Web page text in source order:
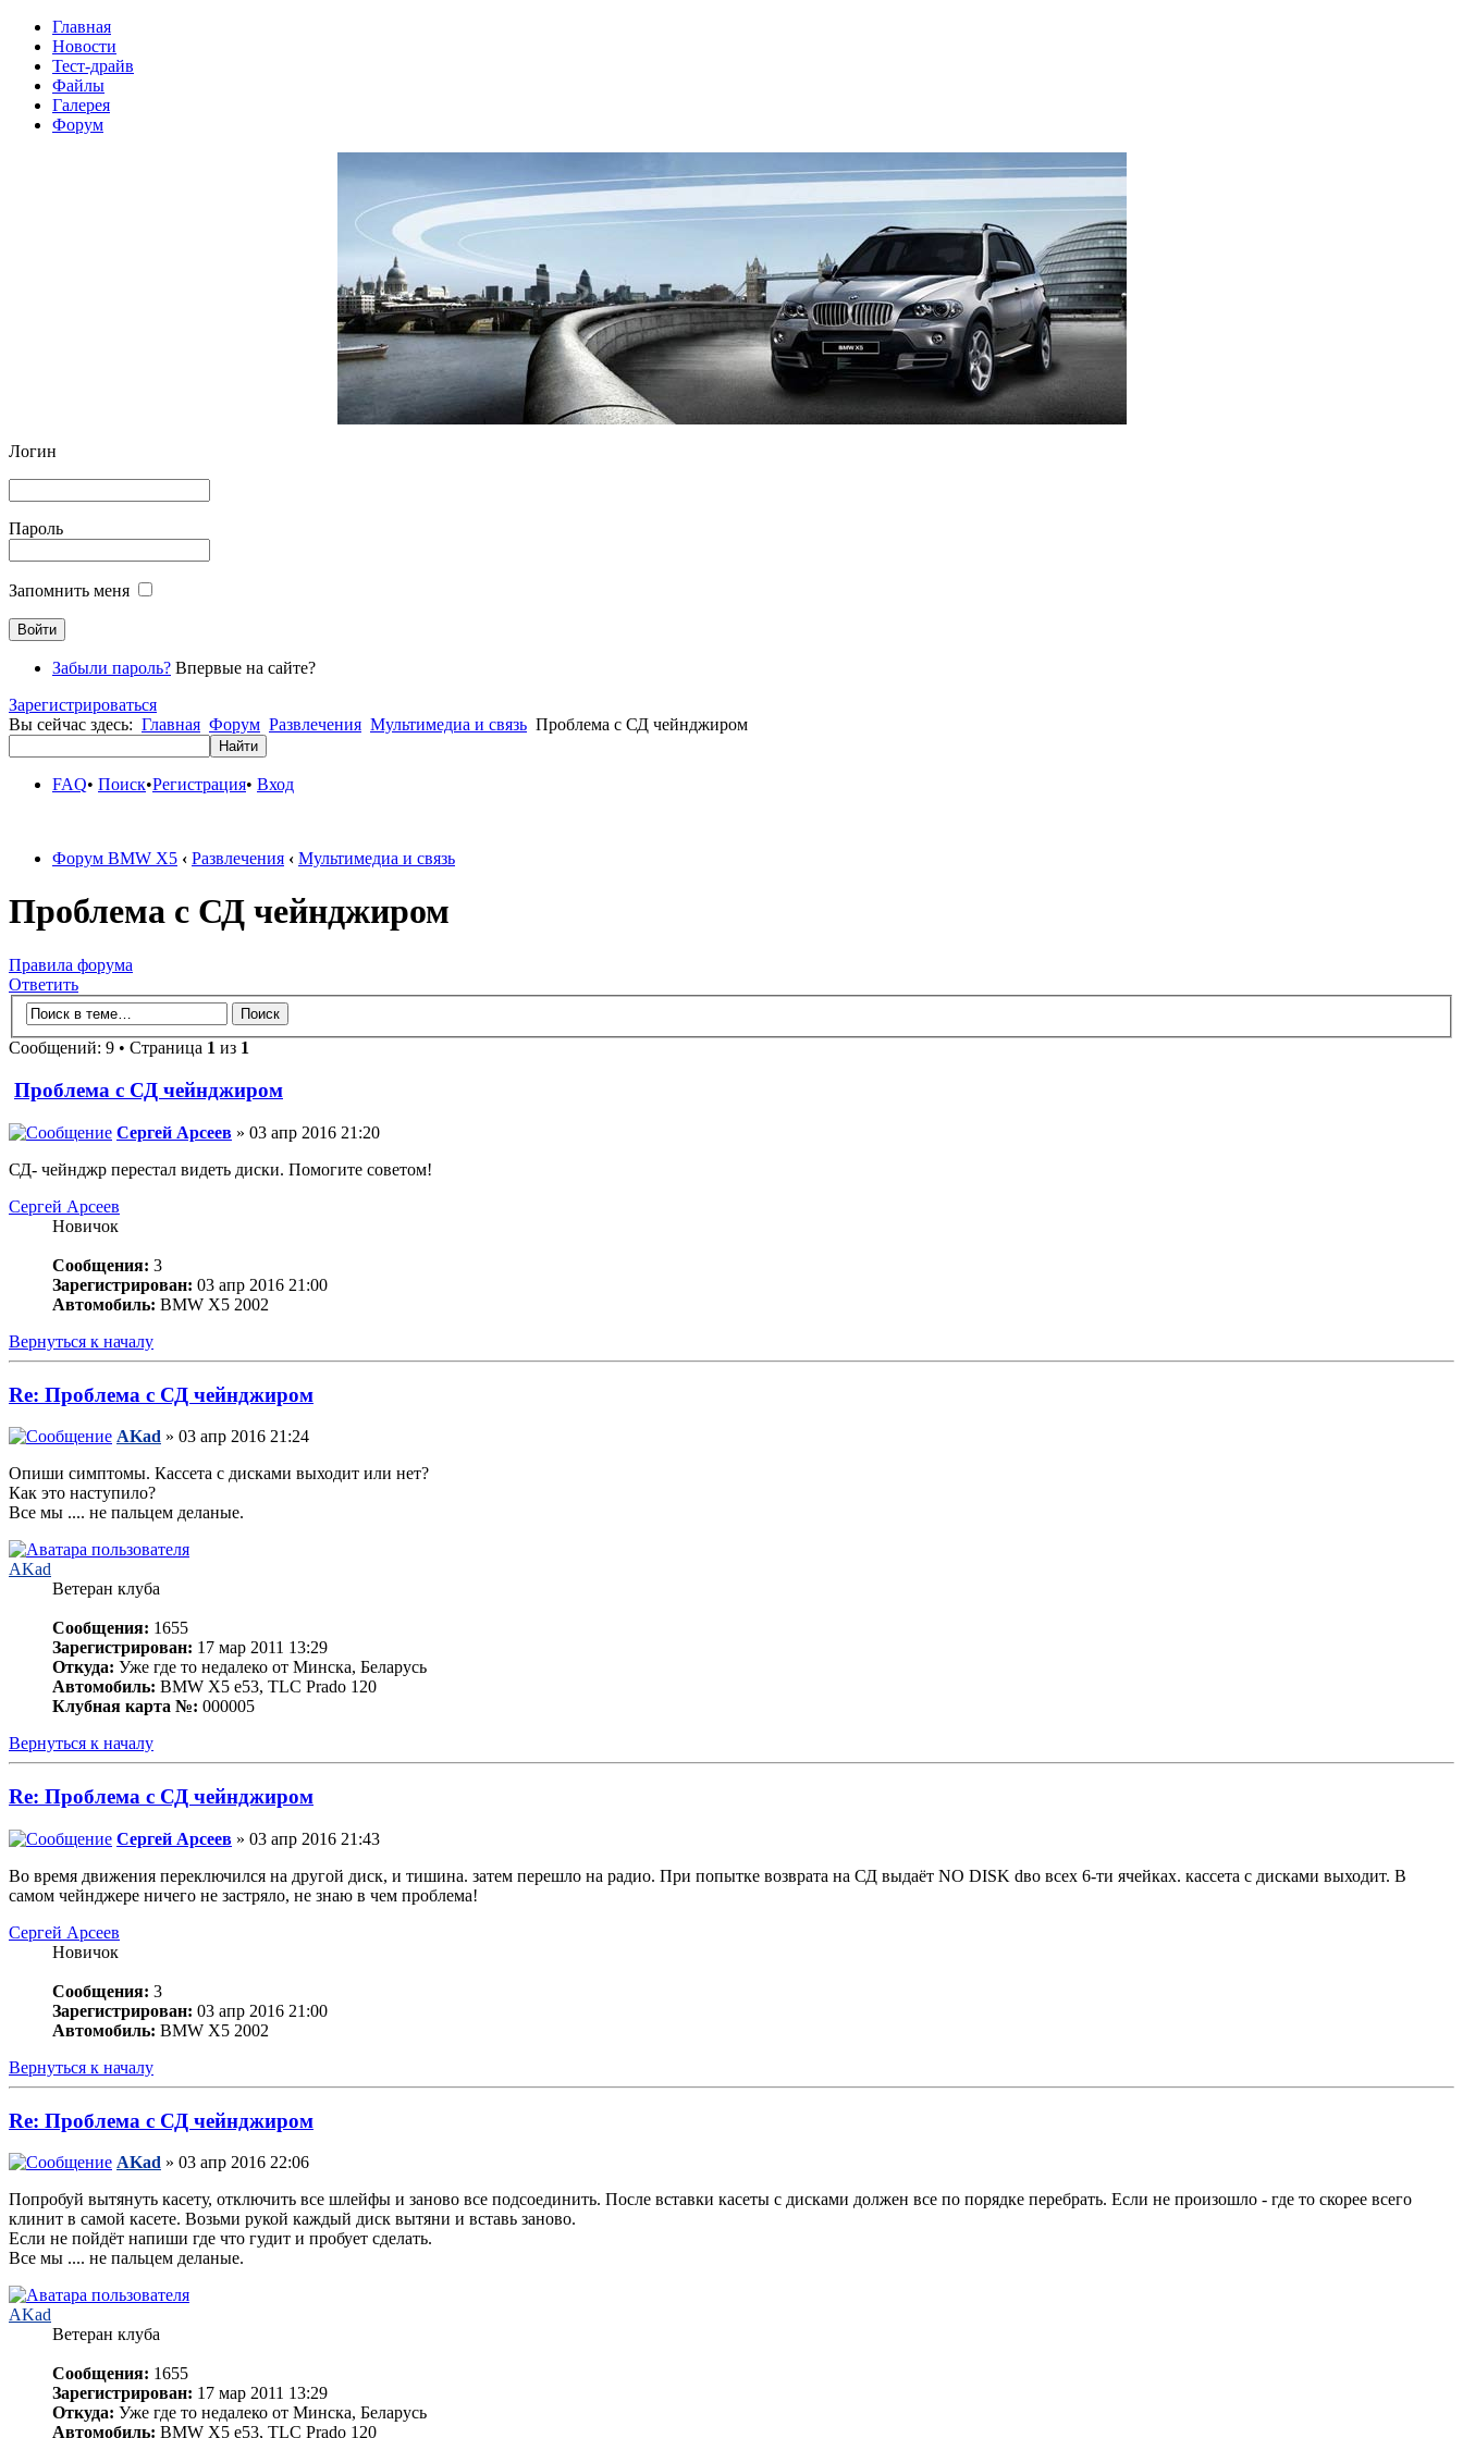
Главная
Новости
Тест-драйв
Файлы
Галерея
Форум
Логин
Пароль
Запомнить меня
Забыли пароль? Впервые на сайте?
Зарегистрироваться
Вы сейчас здесь: Главная Форум Развлечения Мультимедиа и связь Проблема с СД чейнджиром
FAQ• Поиск•Регистрация• Вход
Форум BMW X5 ‹ Развлечения ‹ Мультимедиа и связь
Проблема с СД чейнджиром
Правила форума
Ответить
Сообщений: 9 • Страница 1 из 1
Проблема с СД чейнджиром
Сергей Арсеев » 03 апр 2016 21:20
СД- чейнджр перестал видеть диски. Помогите советом!
Сергей Арсеев
Новичок
Сообщения: 3
Зарегистрирован: 03 апр 2016 21:00
Автомобиль: BMW X5 2002
Вернуться к началу
Re: Проблема с СД чейнджиром
AKad » 03 апр 2016 21:24
Опиши симптомы. Кассета с дисками выходит или нет?
Как это наступило?
Все мы .... не пальцем деланые.
AKad
Ветеран клуба
Сообщения: 1655
Зарегистрирован: 17 мар 2011 13:29
Откуда: Уже где то недалеко от Минска, Беларусь
Автомобиль: BMW X5 е53, TLC Prado 120
Клубная карта №: 000005
Вернуться к началу
Re: Проблема с СД чейнджиром
Сергей Арсеев » 03 апр 2016 21:43
Во время движения переключился на другой диск, и тишина. затем перешло на радио. При попытке возврата на СД выдаёт NO DISK dво всех 6-ти ячейках. кассета с дисками выходит. В
самом чейнджере ничего не застряло, не знаю в чем проблема!
Сергей Арсеев
Новичок
Сообщения: 3
Зарегистрирован: 03 апр 2016 21:00
Автомобиль: BMW X5 2002
Вернуться к началу
Re: Проблема с СД чейнджиром
AKad » 03 апр 2016 22:06
Попробуй вытянуть касету, отключить все шлейфы и заново все подсоединить. После вставки касеты с дисками должен все по порядке перебрать. Если не произошло - где то скорее всего
клинит в самой касете. Возьми рукой каждый диск вытяни и вставь заново.
Если не пойдёт напиши где что гудит и пробует сделать.
Все мы .... не пальцем деланые.
AKad
Ветеран клуба
Сообщения: 1655
Зарегистрирован: 17 мар 2011 13:29
Откуда: Уже где то недалеко от Минска, Беларусь
Автомобиль: BMW X5 е53, TLC Prado 120